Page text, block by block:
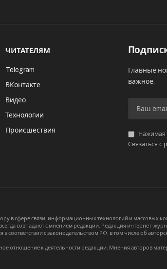
ЧИТАТЕЛЯМ
Telegram
ВКонтакте
Видео
Технологии
Происшествия
Главные
важное.
Нажимая
Связаться с
в сфере связи, информационных технологий и массовых
совпадают с мнением редакции. Редакция интернет-
соответствии с законодательством РФ, в том числе об
отношение к деятельности редакции. Мнения авторов